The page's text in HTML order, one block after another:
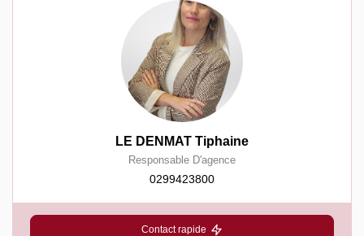
LE DENMAT Tiphaine
Responsable D'agence
0299423800
Contact rapide